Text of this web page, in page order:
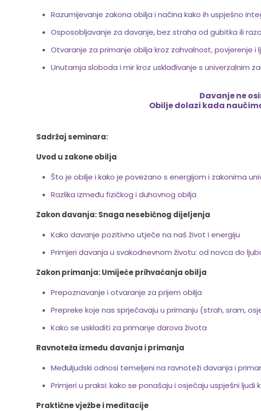
Razumijevanje zakona obilja i načina kako ih uspješno
Osposobljavanje za davanje, bez straha od gubitka ili
Otvaranje za primanje obilja kroz zahvalnost, povjerenje i
Unutarnja sloboda i mir kroz usklađivanje s univerzalnim
Davanje ne
Obilje dolazi kada
Sadržaj seminara:
Uvod u zakone obilja
Što je obilje i kako je povezano s energijom i zakonima
Razlika između fizičkog i duhovnog obilja
Zakon davanja: Snaga nesebičnog dijeljenja
Kako davanje pozitivno utječe na naš život i energiju
Primjeri davanja u svakodnevnom životu: od novca do
Zakon primanja: Umijeće prihvaćanja obilja
Prepoznavanje i otvaranje za prijem obilja
Prepreke koje nas sprječavaju u primanju (strah, sram,
Kako se uskladiti za primanje darova života
Ravnoteža između davanja i primanja
Međuljudski odnosi temeljeni na ravnoteži davanja i
Primjeri u praksi: kako se ponašaju i osjećaju uspješni ljudi
Praktične vježbe i meditacije